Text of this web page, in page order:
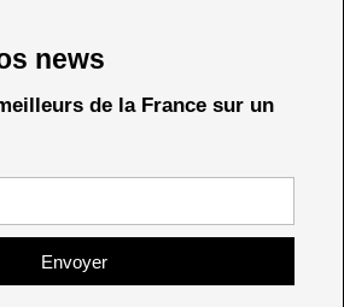
news
de la France sur un
Envoyer